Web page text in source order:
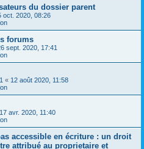
du dossier parent
oct. 2020, 08:26
forums
sept. 2020, 17:41
« 12 août 2020, 11:58
17 avr. 2020, 11:40
accessible en écriture : un droit
attribué au proprietaire et